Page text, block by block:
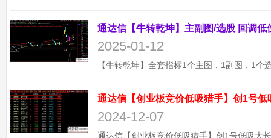
2025-01-12
通达信【创业板竞价低吸猎手】创1号
2024-12-07